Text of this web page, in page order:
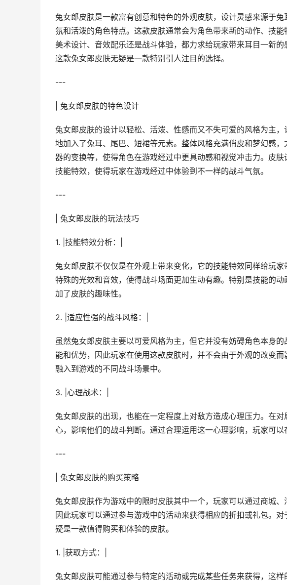
兔女郎皮肤是一款富有创意和特色的外观皮肤，设计灵感来源于
氛和活泼的角色特点。这款皮肤通常会为角色带来新的动作、技
美术设计、音效配乐还是战斗体验，都力求给玩家带来耳目一新的
这款兔女郎皮肤无疑是一款特别引人注目的选择。
---
| 兔女郎皮肤的特色设计
兔女郎皮肤的设计以轻松、活泼、性感而又不失可爱的风格为主
地加入了兔耳、尾巴、短裙等元素。整体风格充满俏皮和梦幻感
器的变换等，使得角色在游戏经过中更具动感和视觉冲击力。皮
技能特效，使得玩家在游戏经过中体验到不一样的战斗气氛。
---
| 兔女郎皮肤的玩法技巧
1. |技能特效分析：|
兔女郎皮肤不仅仅是在外观上带来变化，它的技能特效同样给玩
特殊的光效和音效，使得战斗场面更加生动有趣。特别是技能的
加了皮肤的趣味性。
2. |适应性强的战斗风格：|
虽然兔女郎皮肤主要以可爱风格为主，但它并没有妨碍角色本身
能和优势，因此玩家在使用这款皮肤时，并不会由于外观的改变
融入到游戏的不同战斗场景中。
3. |心理战术：|
兔女郎皮肤的出现，也能在一定程度上对敌方造成心理压力。在
心，影响他们的战斗判断。通过合理运用这一心理影响，玩家可以
---
| 兔女郎皮肤的购买策略
兔女郎皮肤作为游戏中的限时皮肤其中一个，玩家可以通过商城、
因此玩家可以通过参与游戏中的活动来获得相应的折扣或礼包。
疑是一款值得购买和体验的皮肤。
1. |获取方式：|
兔女郎皮肤可能通过参与特定的活动或完成某些任务来获得，这